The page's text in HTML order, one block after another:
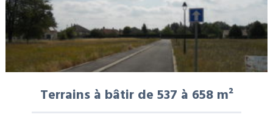
Terrains à bâtir de 537 à 658 m²